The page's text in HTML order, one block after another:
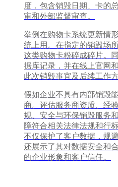
度，包含销毁日期、卡的
审和外部监督审查。
举例在购物卡系统更新情
统上用。在指定的销毁场
这类购物卡粉碎成碎片。
据库记录，并在线上官网
此次销毁事宜及后续工作方
假如企业不具有内部销毁
商。评估服务商资质、经
规、安全与环保销毁服务
障符合相关法律法规和行
不仅保护了客户数据，规
还展示了其对数据安全和
的企业形象和客户信任。